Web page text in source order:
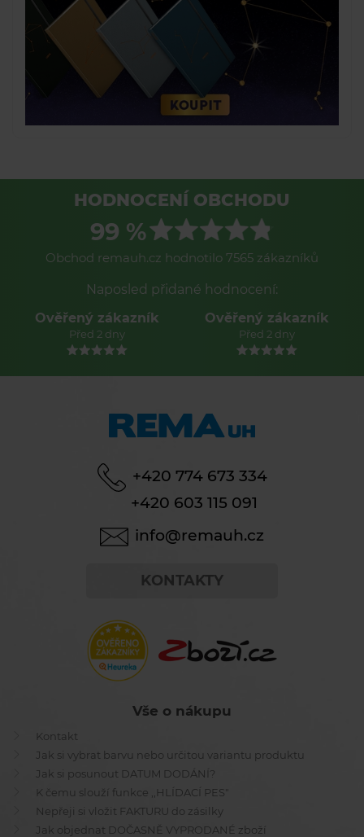
HODNOCENÍ OBCHODU
99 %
Obchod remauh.cz hodnotilo 7565 zákazníků
Naposled přidané hodnocení:
Ověřený zákazník
Před 2 dny
Ověřený zákazník
Před 2 dny
+420 774 673 334
+420 603 115 091
info@remauh.cz
KONTAKTY
Vše o nákupu
Kontakt
Jak si vybrat barvu nebo určitou variantu produktu
Jak si posunout DATUM DODÁNÍ?
K čemu slouží funkce ,,HLÍDACÍ PES"
Nepřeji si vložit FAKTURU do zásilky
Jak objednat DOČASNĚ VYPRODANÉ zboží